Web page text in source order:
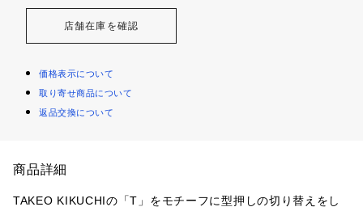
店舗在庫を確認
価格表示について
取り寄せ商品について
返品交換について
商品詳細
TAKEO KIKUCHIの「T」をモチーフに型押しの切り替えをし